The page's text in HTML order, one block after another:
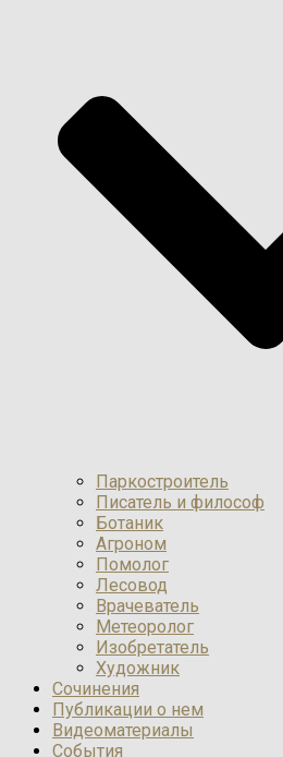
Паркостроитель
Писатель и философ
Ботаник
Агроном
Помолог
Лесовод
Врачеватель
Метеоролог
Изобретатель
Художник
Сочинения
Публикации о нем
Видеоматериалы
События